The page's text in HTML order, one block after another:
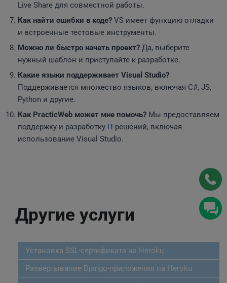
Live Share для совместной работы.
Как найти ошибки в коде? VS имеет функцию отладки
и встроенные тестовые инструменты.
Можно ли быстро начать проект? Да, выберите
нужный шаблон и приступайте к разработке.
Какие языки поддерживает Visual Studio?
Поддерживается множество языков, включая C#, JS,
Python и другие.
Как PracticWeb может мне помочь? Мы предоставляем
поддержку и разработку IT-решений, включая
использование Visual Studio.
Другие услуги
Установка SSL-сертификата на Heroku
Развёртывание Django-приложения на Heroku